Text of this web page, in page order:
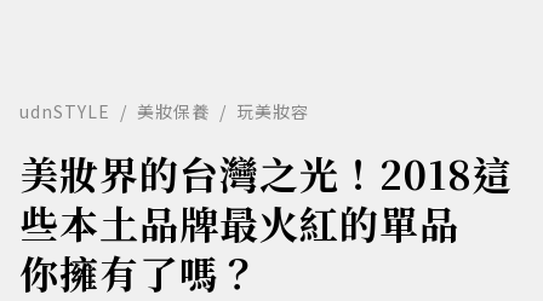
udnSTYLE 美妝保養 玩美妝容
美妝界的台灣之光！2018這
些本土品牌最火紅的單品
你擁有了嗎？